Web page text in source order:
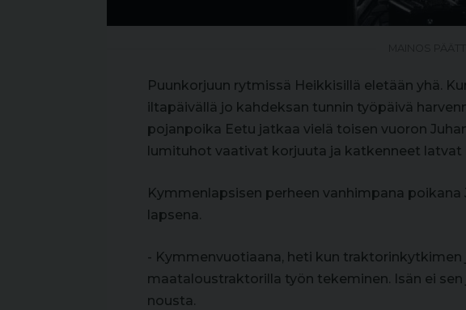
Puunkorjuun rytmissä Heikkisillä eletään yhä.
iltapäivällä jo kahdeksan tunnin työpäivä
pojanpoika Eetu jatkaa vielä toisen vuoron
lumituhot vaativat korjuuta ja katkenneet
Kymmenlapsisen perheen vanhimpana
lapsena.
- Kymmenvuotiaana, heti kun
maataloustraktorilla työn tekeminen. Isän ei
nousta.